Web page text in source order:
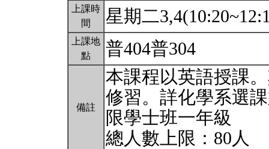
上課時
間
星期二
上課地
點
普404普304
備註
本課程以英語授課
修習。詳化學系選
限學士班一年級
總人數上限：80人